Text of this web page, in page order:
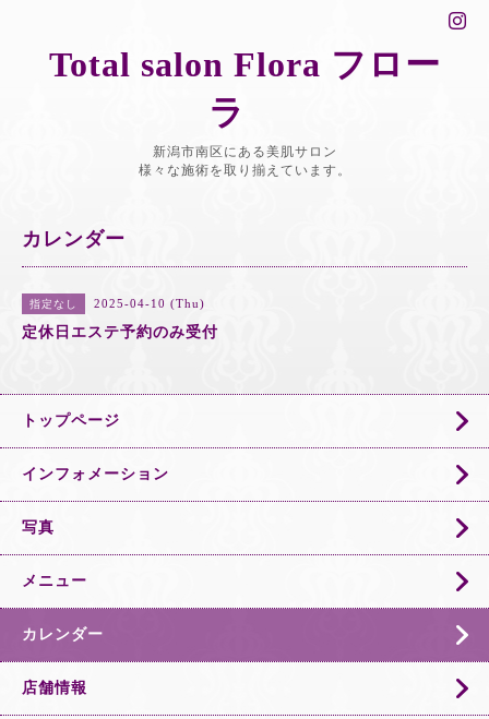
Total salon Flora フロー
ラ
新潟市南区にある美肌サロン
様々な施術を取り揃えています。
カレンダー
指定なし 2025-04-10 (Thu)
定休日エステ予約のみ受付
トップページ
インフォメーション
写真
メニュー
カレンダー
店舗情報